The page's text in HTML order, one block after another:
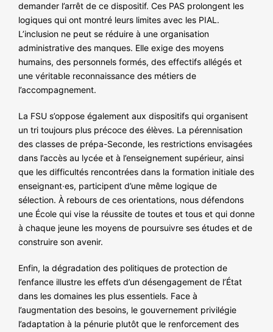
demander l’arrêt de ce dispositif. Ces PAS prolongent les
logiques qui ont montré leurs limites avec les PIAL.
L’inclusion ne peut se réduire à une organisation
administrative des manques. Elle exige des moyens
humains, des personnels formés, des effectifs allégés et
une véritable reconnaissance des métiers de
l’accompagnement.
La FSU s’oppose également aux dispositifs qui organisent
un tri toujours plus précoce des élèves. La pérennisation
des classes de prépa-Seconde, les restrictions envisagées
dans l’accès au lycée et à l’enseignement supérieur, ainsi
que les difficultés rencontrées dans la formation initiale des
enseignant·es, participent d’une même logique de
sélection. À rebours de ces orientations, nous défendons
une École qui vise la réussite de toutes et tous et qui donne
à chaque jeune les moyens de poursuivre ses études et de
construire son avenir.
Enfin, la dégradation des politiques de protection de
l’enfance illustre les effets d’un désengagement de l’État
dans les domaines les plus essentiels. Face à
l’augmentation des besoins, le gouvernement privilégie
l’adaptation à la pénurie plutôt que le renforcement des